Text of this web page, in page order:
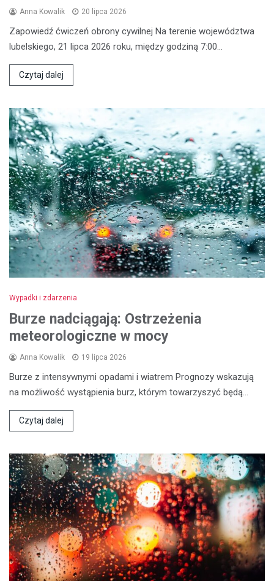
Anna Kowalik 20 lipca 2026
Zapowiedź ćwiczeń obrony cywilnej Na terenie województwa
lubelskiego, 21 lipca 2026 roku, między godziną 7:00…
Czytaj dalej
Wypadki i zdarzenia
Burze nadciągają: Ostrzeżenia
meteorologiczne w mocy
Anna Kowalik 19 lipca 2026
Burze z intensywnymi opadami i wiatrem Prognozy wskazują
na możliwość wystąpienia burz, którym towarzyszyć będą…
Czytaj dalej